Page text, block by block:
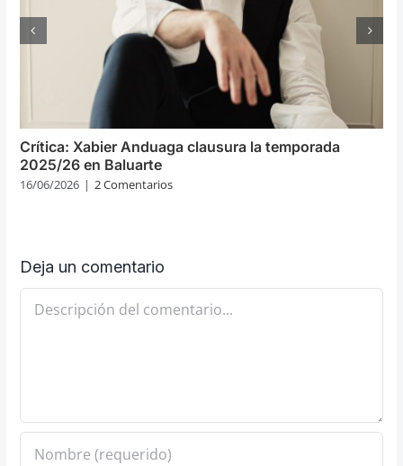
Crítica: Xabier Anduaga clausura la temporada
2025/26 en Baluarte
16/06/2026 | 2 Comentarios
Deja un comentario
Comentario